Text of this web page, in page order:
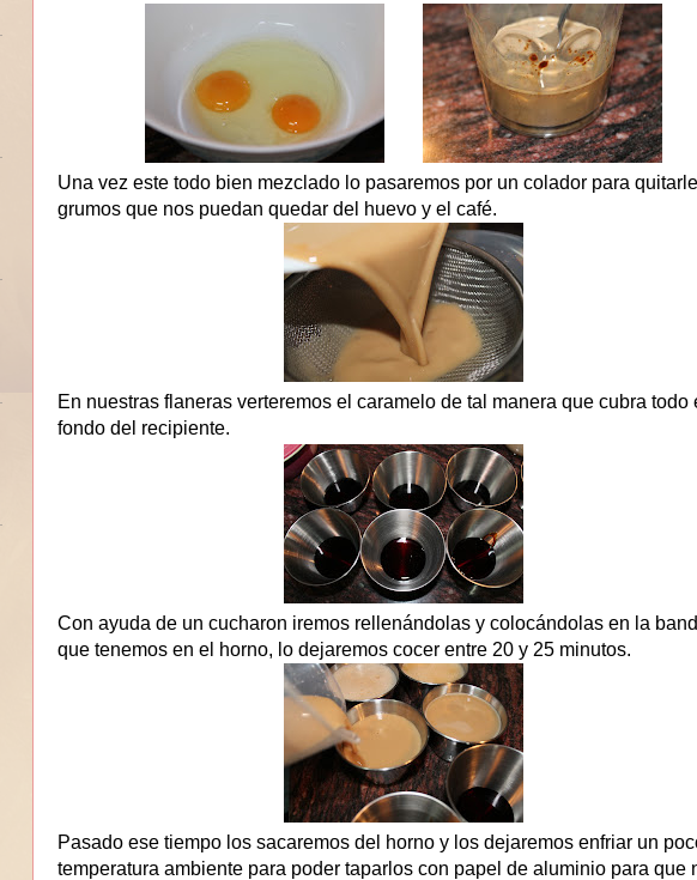
Una vez este todo bien mezclado lo pasaremos por un colador para
grumos que nos puedan quedar del huevo y el café.
En nuestras flaneras verteremos el caramelo de tal manera que cubra todo
fondo del recipiente.
Con ayuda de un cucharon iremos rellenándolas y colocándolas en la
que tenemos en el horno, lo dejaremos cocer entre 20 y 25 minutos.
Pasado ese tiempo los sacaremos del horno y los dejaremos enfriar un
temperatura ambiente para poder taparlos con papel de aluminio para que